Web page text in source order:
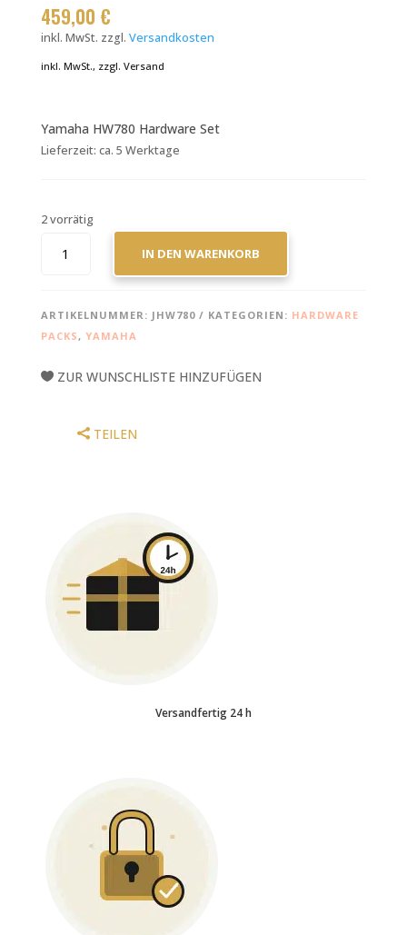
459,00 €
inkl. MwSt. zzgl. Versandkosten
inkl. MwSt., zzgl. Versand
Yamaha HW780 Hardware Set
Lieferzeit: ca. 5 Werktage
2 vorrätig
HW780
IN DEN WARENKORB
ARTIKELNUMMER: JHW780 KATEGORIEN: HARDWARE
PACKS, YAMAHA
ZUR WUNSCHLISTE HINZUFÜGEN
TEILEN
Versandfertig 24 h